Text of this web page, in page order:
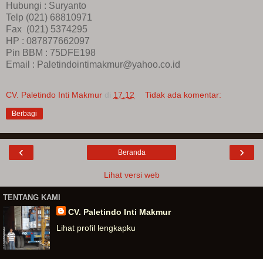
Hubungi : Suryanto
Telp (021) 68810971
Fax (021) 5374295
HP : 087877662097
Pin BBM : 75DFE198
Email : Paletindointimakmur@yahoo.co.id
CV. Paletindo Inti Makmur di 17.12 Tidak ada komentar:
Berbagi
‹ ›
Beranda
Lihat versi web
TENTANG KAMI
CV. Paletindo Inti Makmur
Lihat profil lengkapku